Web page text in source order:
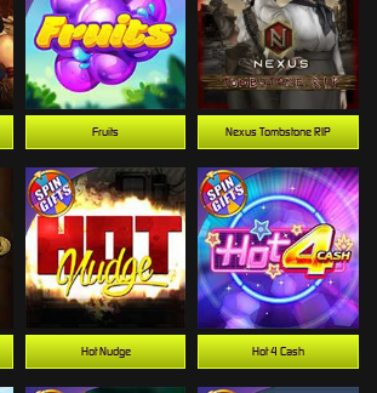
Nexus Tombstone RIP
Hot Nudge
Fruits
Hot 4 Cash